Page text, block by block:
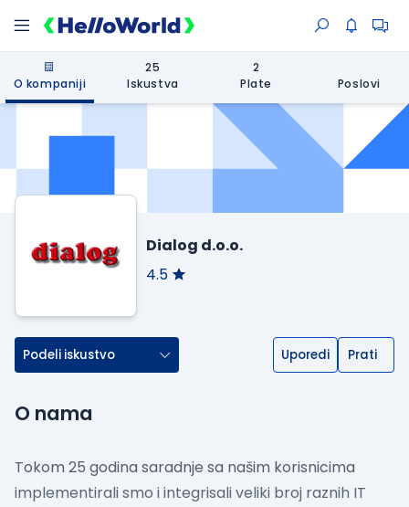
O kompaniji
25
Iskustva
2
Plate
Poslovi
Dialog d.o.o.
4.5
Podeli iskustvo Uporedi Prati
O nama
Tokom 25 godina saradnje sa našim korisnicima
implementirali smo i integrisali veliki broj raznih IT